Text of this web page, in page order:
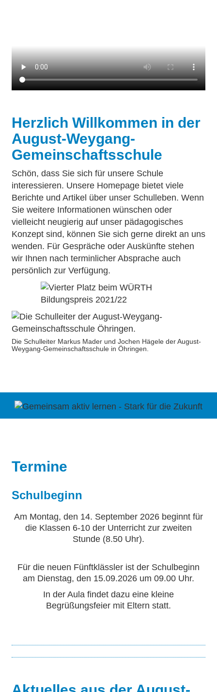
Herzlich Willkommen in der
August-Weygang-
Gemeinschaftsschule
Schön, dass Sie sich für unsere Schule
interessieren. Unsere Homepage bietet viele
Berichte und Artikel über unser Schulleben. Wenn
Sie weitere Informationen wünschen oder
vielleicht neugierig auf unser pädagogisches
Konzept sind, können Sie sich gerne direkt an uns
wenden. Für Gespräche oder Auskünfte stehen
wir Ihnen nach terminlicher Absprache auch
persönlich zur Verfügung.
Die Schulleiter Markus Mader und Jochen Hägele der August-
Weygang-Gemeinschaftsschule in Öhringen.
Termine
Schulbeginn
Am Montag, den 14. September 2026 beginnt für
die Klassen 6-10 der Unterricht zur zweiten
Stunde (8.50 Uhr).
Für die neuen Fünftklässler ist der Schulbeginn
am Dienstag, den 15.09.2026 um 09.00 Uhr.
In der Aula findet dazu eine kleine
Begrüßungsfeier mit Eltern statt.